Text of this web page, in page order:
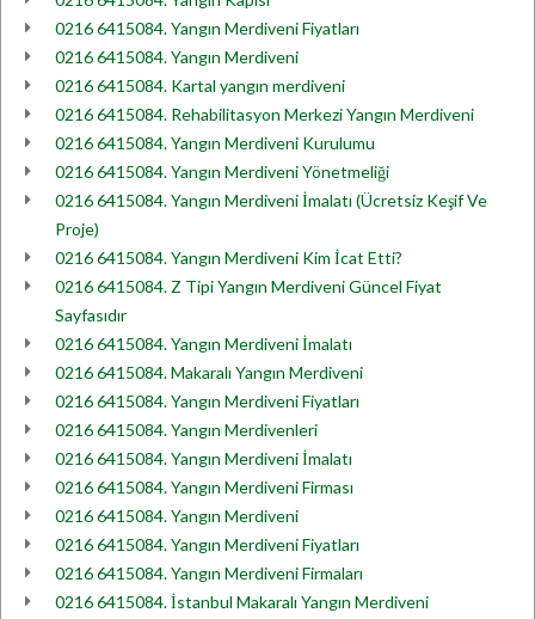
0216 6415084. Yangın Merdiveni Fiyatları
0216 6415084. Yangın Merdiveni
0216 6415084. Kartal yangın merdiveni
0216 6415084. Rehabilitasyon Merkezi Yangın Merdiveni
0216 6415084. Yangın Merdiveni Kurulumu
0216 6415084. Yangın Merdiveni Yönetmeliği
0216 6415084. Yangın Merdiveni İmalatı (Ücretsiz Keşif Ve
Proje)
0216 6415084. Yangın Merdiveni Kim İcat Etti?
0216 6415084. Z Tipi Yangın Merdiveni Güncel Fiyat
Sayfasıdır
0216 6415084. Yangın Merdiveni İmalatı
0216 6415084. Makaralı Yangın Merdiveni
0216 6415084. Yangın Merdiveni Fiyatları
0216 6415084. Yangın Merdivenleri
0216 6415084. Yangın Merdiveni İmalatı
0216 6415084. Yangın Merdiveni Firması
0216 6415084. Yangın Merdiveni
0216 6415084. Yangın Merdiveni Fiyatları
0216 6415084. Yangın Merdiveni Firmaları
0216 6415084. İstanbul Makaralı Yangın Merdiveni